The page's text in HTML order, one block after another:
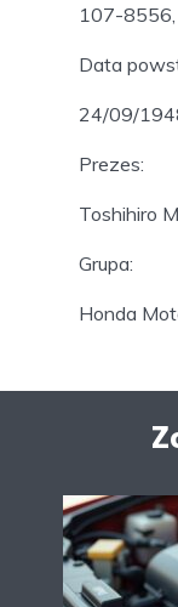
107-8556,
Data
24/09/
Prezes:
Toshihiro
Grupa:
Honda